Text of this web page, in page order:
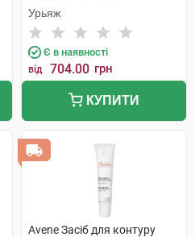
Урьяж
Є в наявності
від 704.00 грн
КУПИТИ
Avene Засіб для контуру